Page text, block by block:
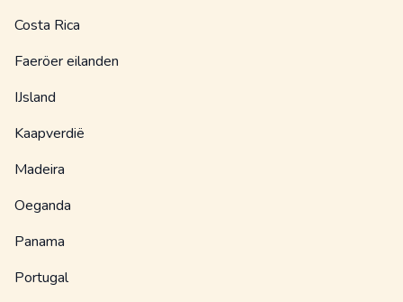
Costa Rica
Faeröer eilanden
IJsland
Kaapverdië
Madeira
Oeganda
Panama
Portugal